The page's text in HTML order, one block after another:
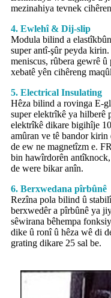
mezinahiya tevnek
4. Ewlehî & Dij-slip
Modula bilind a
super antî-şûr peyda
meniscus, rûbera gewrê
xebatê yên cihêreng
5. Electrical Insulating
Hêza bilind a rovinga E-
super elektrîkê ya hilberê
elektrîkê dikare bigihîje
amûran ve tê bandor
de ew ne magnetîzm e.
bin hawîrdorên
de were bikar anîn.
6. Berxwedana pîrbûnê
Rezîna pola bilind û
berxwedêr a pîrbûnê ya
sêwirana bêhempa
dike û ronî û hêza wê di
grating dikare 25 sal be.